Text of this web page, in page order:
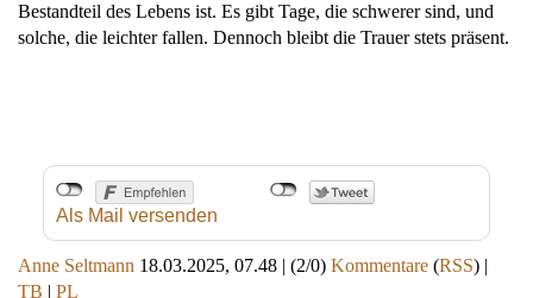
Bestandteil des Lebens ist. Es gibt Tage, die schwerer sind, und
solche, die leichter fallen. Dennoch bleibt die Trauer stets präsent.
Als Mail versenden
Anne Seltmann 18.03.2025, 07.48 (2/0) Kommentare (RSS) |
TB
PL